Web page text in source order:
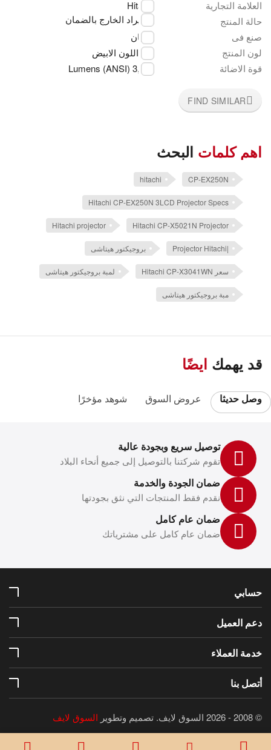
العلامة التجارية
Hitachi
حالة المنتج
استيراد الخارج بالضمان
صنع فى
اليابان
لون المنتج
اللون الابيض
قوة الاضائة
3,200 Lumens (ANSI)
FIND SIMILAR
اهم كلمات البحث
CP-EX250N
hitachi
Hitachi CP-EX250N 3LCD Projector Specs
Hitachi CP-X5021N Projector
Hitachi projector
|Projector Hitachi بروجيكتور هيتاشى
سعر Hitachi CP-X3041WN لمبة بروجيكتور هيتاشى
مبة بروجيكتور هيتاشى
قد يهمك ايضًا
وصل حديثا عروض السوق شوهد مؤخرًا
توصيل سريع وبجودة عالية
تقوم شركتنا بالتوصيل إلى جميع أنحاء البلاد
ضمان الجودة والخدمة
نقدم فقط المنتجات التي نثق بجودتها
ضمان عام كامل
ضمان عام كامل على مشترياتك
حسابي
دعم العميل
خدمة العملاء
أتصل بنا
© 2008 - 2026 السوق لايف. تصميم وتطوير السوق لايف